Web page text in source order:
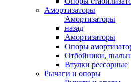
Амортизаторы
Амортизаторы
назад
Амортизаторы
Опоры
Отбойники,
Втулки рессорные
Рычаги и опоры